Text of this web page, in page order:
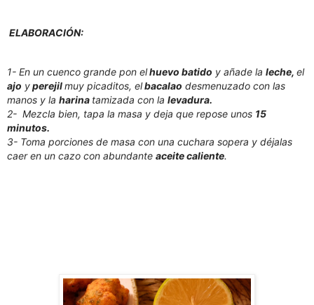
ELABORACIÓN:
1- En un cuenco grande pon elhuevo batido y añade la leche, el
ajo yperejilmuy picaditos, elbacalao desmenuzado con las
manos y la harina tamizada con la levadura.
2- Mezcla bien, tapa la masa y deja que repose unos 15
minutos.
3- Toma porciones de masa con una cuchara sopera y déjalas
caer en un cazo con abundante aceite caliente.